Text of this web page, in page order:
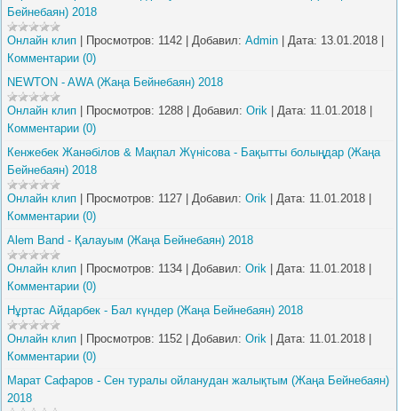
Бейнебаян) 2018
Онлайн клип Просмотров: 1142 Добавил: Admin Дата: 13.01.2018
Комментарии (0)
NEWTON - AWA (Жаңа Бейнебаян) 2018
Онлайн клип Просмотров: 1288 Добавил: Orik Дата: 11.01.2018
Комментарии (0)
Кенжебек Жанәбілов & Мақпал Жүнісова - Бақытты болыңдар (Жаңа
Бейнебаян) 2018
Онлайн клип Просмотров: 1127 Добавил: Orik Дата: 11.01.2018
Комментарии (0)
Alem Band - Қалауым (Жаңа Бейнебаян) 2018
Онлайн клип Просмотров: 1134 Добавил: Orik Дата: 11.01.2018
Комментарии (0)
Нұртас Айдарбек - Бал күндер (Жаңа Бейнебаян) 2018
Онлайн клип Просмотров: 1152 Добавил: Orik Дата: 11.01.2018
Комментарии (0)
Марат Сафаров - Сен туралы ойланудан жалықтым (Жаңа Бейнебаян)
2018